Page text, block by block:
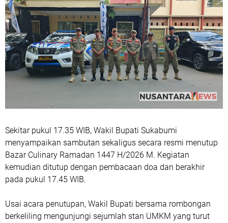
Sekitar pukul 17.35 WIB, Wakil Bupati Sukabumi
menyampaikan sambutan sekaligus secara resmi menutup
Bazar Culinary Ramadan 1447 H/2026 M. Kegiatan
kemudian ditutup dengan pembacaan doa dan berakhir
pada pukul 17.45 WIB.
Usai acara penutupan, Wakil Bupati bersama rombongan
berkeliling mengunjungi sejumlah stan UMKM yang turut